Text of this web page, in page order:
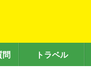
問 トラベル